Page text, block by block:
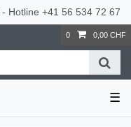
- Hotline +41 56 534 72 67
0 0,00 CHF
☰